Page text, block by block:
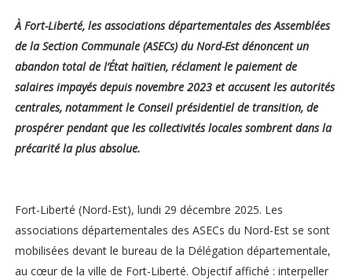
À Fort-Liberté, les associations départementales des Assemblées
de la Section Communale (ASECs) du Nord-Est dénoncent un
abandon total de l’État haïtien, réclament le paiement de
salaires impayés depuis novembre 2023 et accusent les autorités
centrales, notamment le Conseil présidentiel de transition, de
prospérer pendant que les collectivités locales sombrent dans la
précarité la plus absolue.
Fort-Liberté (Nord-Est), lundi 29 décembre 2025. Les
associations départementales des ASECs du Nord-Est se sont
mobilisées devant le bureau de la Délégation départementale,
au cœur de la ville de Fort-Liberté. Objectif affiché : interpeller